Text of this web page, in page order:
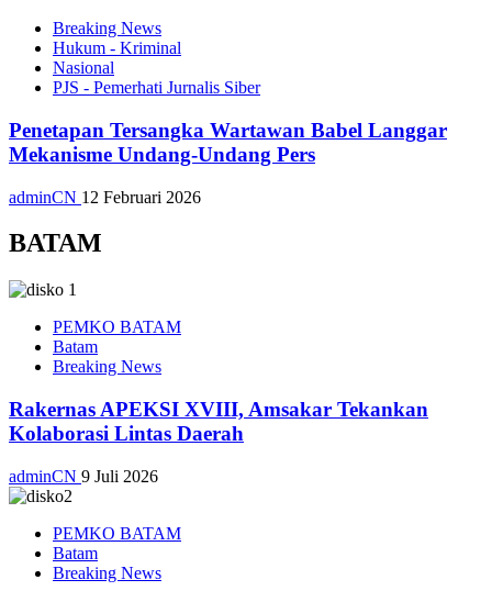
Breaking News
Hukum - Kriminal
Nasional
PJS - Pemerhati Jurnalis Siber
Penetapan Tersangka Wartawan Babel Langgar
Mekanisme Undang-Undang Pers
adminCN 12 Februari 2026
BATAM
PEMKO BATAM
Batam
Breaking News
Rakernas APEKSI XVIII, Amsakar Tekankan
Kolaborasi Lintas Daerah
adminCN 9 Juli 2026
PEMKO BATAM
Batam
Breaking News